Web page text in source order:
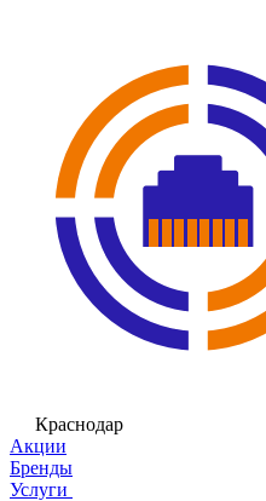
Краснодар
Акции
Бренды
Услуги